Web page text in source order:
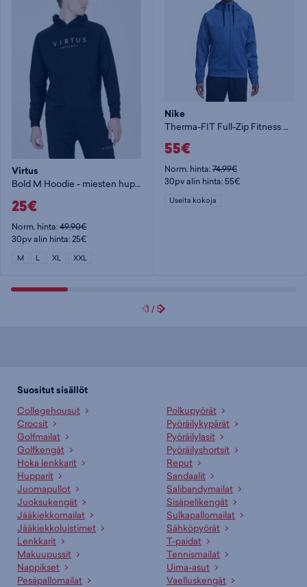
Virtus
Bold M Hoodie - miesten huppari
25€
Norm. hinta:49,90€
30pv alin hinta: 25€
M L XL XXL
Nike
Therma-FIT Full-Zip Fitness Hoodie M - miesten huppari
55€
Norm. hinta:74,99€
30pv alin hinta: 55€
Useita kokoja
1 /5
Suositut sisällöt
Collegehousut
Crocsit
Golfmailat
Golfkengät
Hoka lenkkarit
Hupparit
Juomapullot
Juoksukengät
Jääkiekkomailat
Jääkiekkoluistimet
Lenkkarit
Makuupussit
Nappikset
Pesäpallomailat
Polkupyörät
Pyöräilykypärät
Pyöräilylasit
Pyöräilyshortsit
Reput
Sandaalit
Salibandymailat
Sisäpelikengät
Sulkapallomailat
Sähköpyörät
T-paidat
Tennismailat
Uima-asut
Vaelluskengät